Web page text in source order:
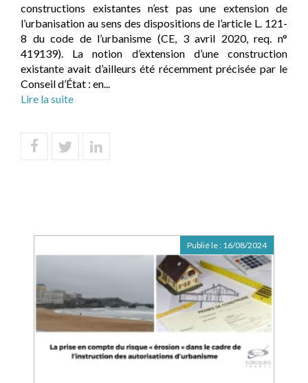
constructions existantes n’est pas une extension de
l’urbanisation au sens des dispositions de l’article L. 121-
8 du code de l’urbanisme (CE, 3 avril 2020, req. n°
419139). La notion d’extension d’une construction
existante avait d’ailleurs été récemment précisée par le
Conseil d’État : en...
Lire la suite
Publié le : 16/08/2024